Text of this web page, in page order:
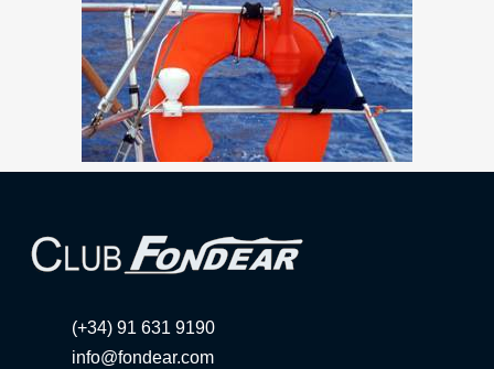
(+34) 91 631 9190
info@fondear.com